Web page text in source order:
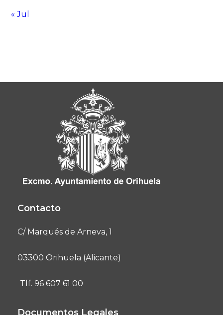
« Jul
Contacto
C/ Marqués de Arneva, 1
03300 Orihuela (Alicante)
Tlf. 96 607 61 00
Documentos Legales